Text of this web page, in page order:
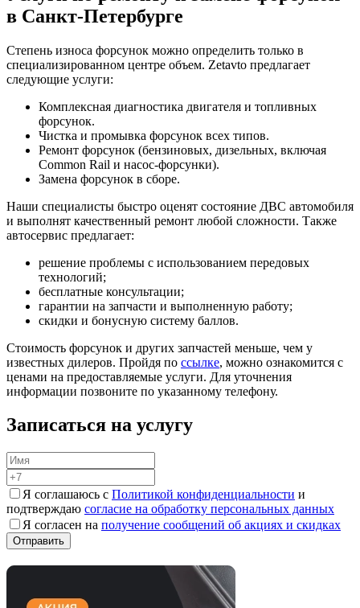
в Санкт-Петербурге
Степень износа форсунок можно определить только в
специализированном центре объем. Zetavto предлагает
следующие услуги:
Комплексная диагностика двигателя и топливных
форсунок.
Чистка и промывка форсунок всех типов.
Ремонт форсунок (бензиновых, дизельных, включая
Common Rail и насос-форсунки).
Замена форсунок в сборе.
Наши специалисты быстро оценят состояние ДВС автомобиля
и выполнят качественный ремонт любой сложности. Также
автосервис предлагает:
решение проблемы с использованием передовых
технологий;
бесплатные консультации;
гарантии на запчасти и выполненную работу;
скидки и бонусную систему баллов.
Стоимость форсунок и других запчастей меньше, чем у
известных дилеров. Пройдя по ссылке, можно ознакомится с
ценами на предоставляемые услуги. Для уточнения
информации позвоните по указанному телефону.
Записаться на услугу
Я соглашаюсь с Политикой конфиденциальности и
подтверждаю согласие на обработку персональных данных
Я согласен на получение сообщений об акциях и скидках
Обслуживаем марки авто